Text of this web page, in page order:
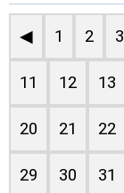
◀ 1 2 3
11 12 13
20 21 22
29 30 31